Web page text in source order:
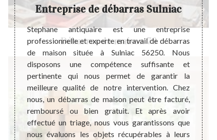
Débarras de maison 79
des
nous
du
la
Ces
les
la
Pour
Entreprise de débarras Sulniac
Stephane antiquaire est une entreprise
professionnelle et experte en travail de débarras
de maison située à Sulniac 56250. Nous
disposons une compétence suffisante et
pertinente qui nous permet de garantir la
meilleure qualité de notre intervention. Chez
nous, un débarras de maison peut être facturé,
remboursé ou bien gratuit. Et après avoir
effectué un triage, nous vous garantissons que
nous évaluons les objets récupérables à leurs
A part
il
dire
bon
vous